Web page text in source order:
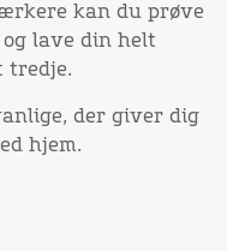
kan du prøve
lave din helt
tredje.
der giver dig
hjem.